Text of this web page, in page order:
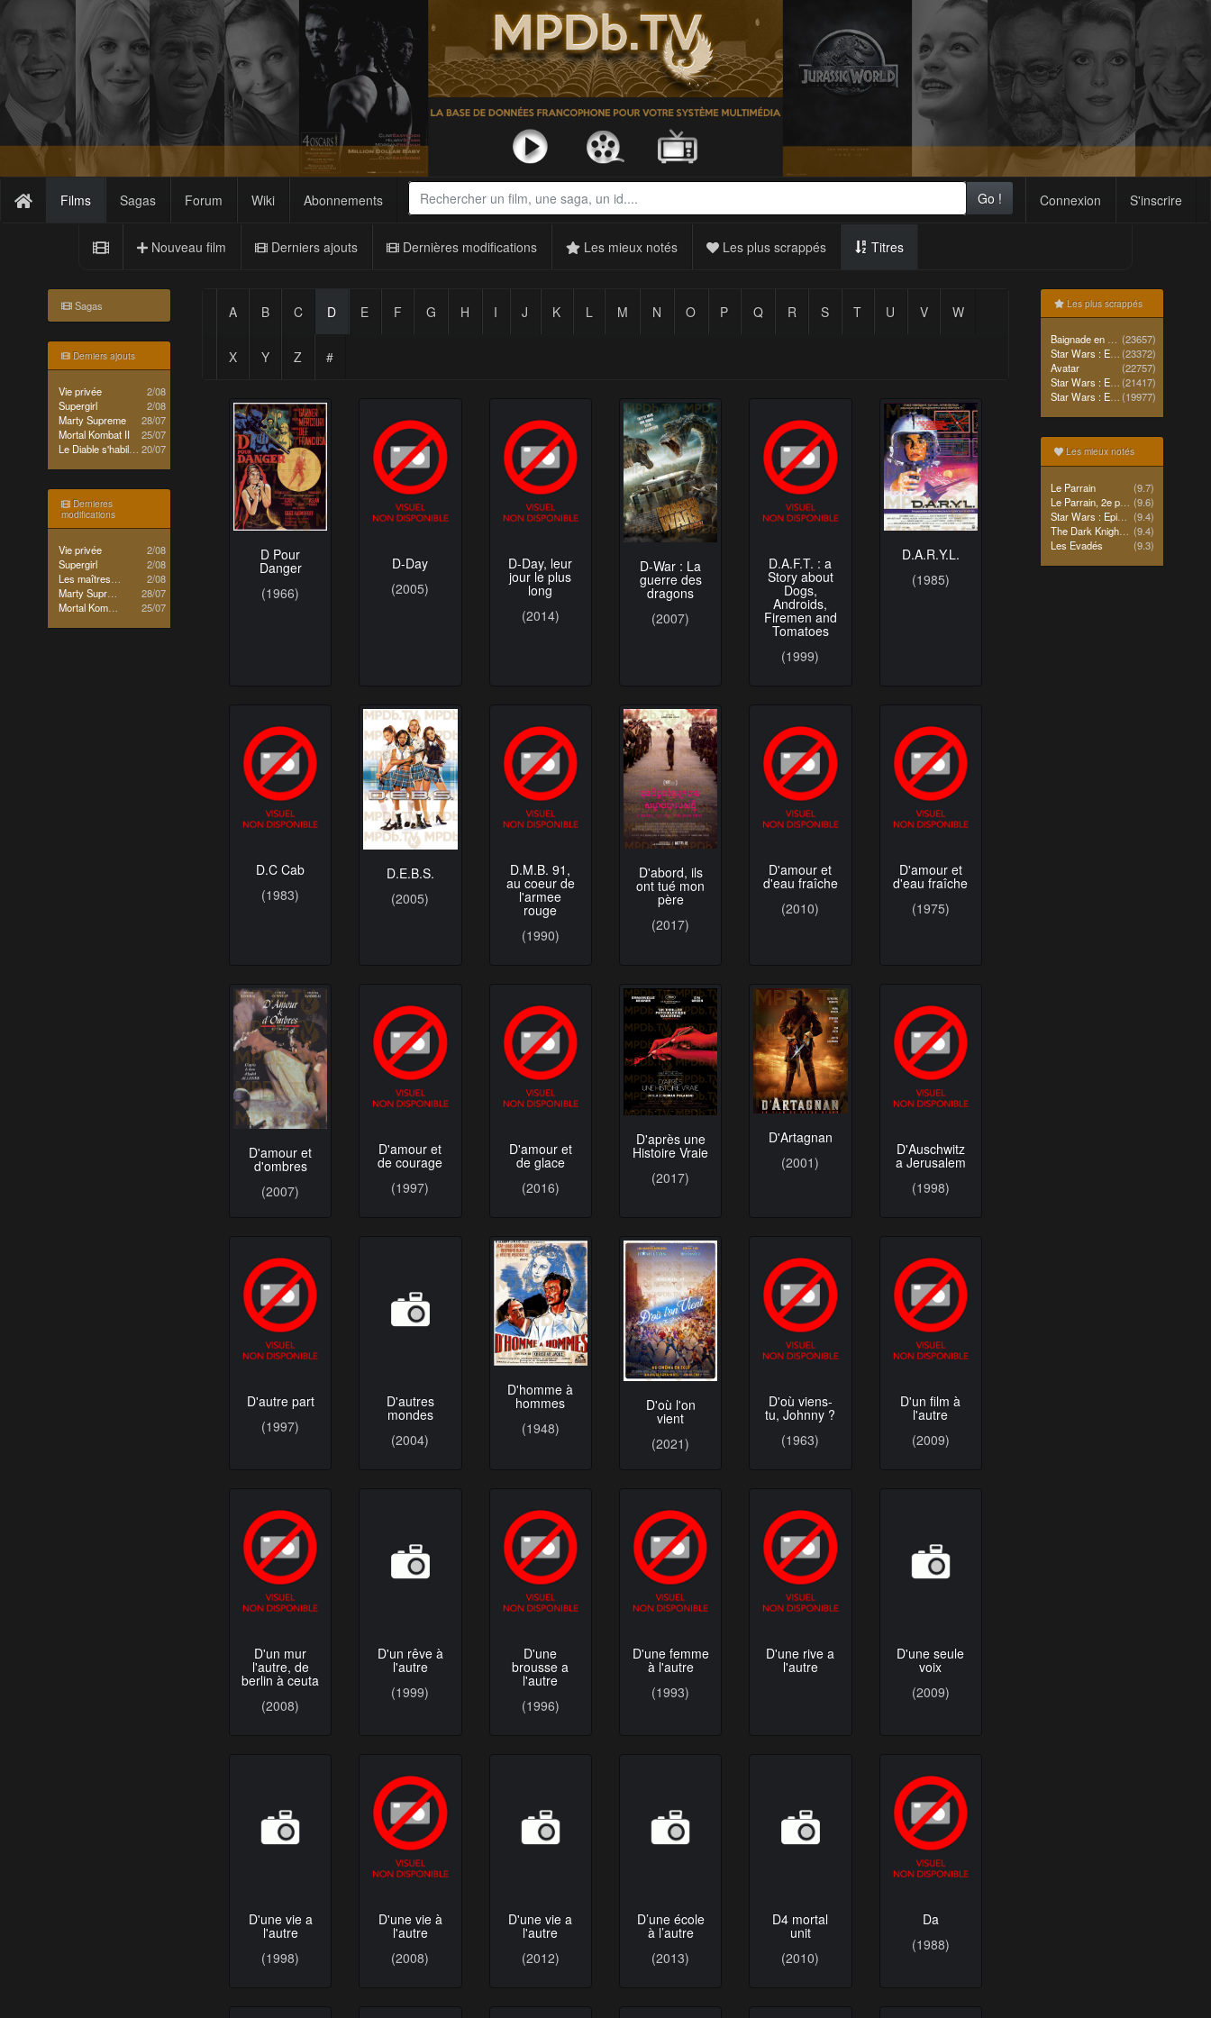
Films Sagas Forum Wiki Abonnements Connexion S'inscrire
Go !
Nouveau film Derniers ajouts Dernières modifications Les mieux notés Les plus scrappés Titres
Sagas
Derniers ajouts
Vie privée
2/08
Supergirl
2/08
Marty Supreme
28/07
Mortal Kombat II
25/07
Le Diable s'habille en Prada 2 20/07
Dernieres
modifications
Vie privée
2/08
Supergirl
2/08
Les maîtres de l'univers
2/08
Marty Supreme
28/07
Mortal Kombat II
25/07
A B C D E F G H I J K L M N O P Q R S T U V W
X Y Z #
D Pour
Danger
(1966)
D-Day
(2005)
D-Day, leur
jour le plus
long
(2014)
D-War : La
guerre des
dragons
(2007)
D.A.F.T. : a
Story about
Dogs,
Androids,
Firemen and
Tomatoes
(1999)
D.A.R.Y.L.
(1985)
D.C Cab
(1983)
D.E.B.S.
(2005)
D.M.B. 91,
au coeur de
l'armee
rouge
(1990)
D'abord, ils
ont tué mon
père
(2017)
D'amour et
d'eau fraîche
(2010)
D'amour et
d'eau fraîche
(1975)
D'amour et
d'ombres
(2007)
D'amour et
de courage
(1997)
D'amour et
de glace
(2016)
D'après une
Histoire Vraie
(2017)
D'Artagnan
(2001)
D'Auschwitz
a Jerusalem
(1998)
D'autre part
(1997)
mondes
D'homme à
hommes
(1948)
D'où l'on
vient
(2021)
D'où viens-
tu, Johnny ?
(1963)
D'un film à
l'autre
(2009)
D'un mur
l'autre, de
berlin à ceuta
(2008)
D'un rêve à
l'autre
(1999)
D'une
brousse a
l'autre
(1996)
D'une femme
à l'autre
(1993)
D'une rive a
l'autre
D'une seule
voix
(2009)
D'une vie a
l'autre
(1998)
D'une vie à
l'autre
(2008)
l'autre
D’une école
à l’autre
(2013)
D4 mortal
unit
(2010)
Da
(1988)
Les plus scrappés
Baignade en mer (23657)
Star Wars : Episode IV - Un nouvel espoir (La Guerre des étoiles) (23372)
Avatar
(22757)
Star Wars : Episode II - L'Attaque des clones (21417)
Star Wars : Episode I - La Menace fantôme (19977)
Les mieux notés
Le Parrain
(9.7)
Le Parrain, 2e partie
(9.6)
Star Wars : Episode IV - Un nouvel espoir (La Guerre des étoiles)
(9.4)
The Dark Knight Rises
(9.4)
Les Evadés
(9.3)